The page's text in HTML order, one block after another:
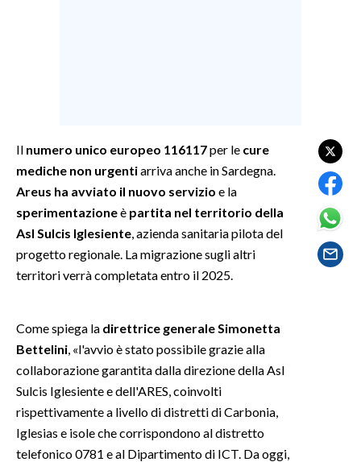
SPETTACOLI
GOSSIP
SALUTE
SARDEGNA TURISMO
NOTIZIE
EVENTI
#CARAUNIONE
3 MINUTI CON
Il numero unico europeo 116117per le cure
mediche non urgentiarriva anche in Sardegna.
Areus ha avviato il nuovo servizio e la
sperimentazioneè partita nel territorio della
Asl Sulcis Iglesiente , azienda sanitaria pilota del
progetto regionale. La migrazione sugli altri
territori verrà completata entro il 2025.
Come spiega la direttrice generale Simonetta
Bettelini , «l'avvio è stato possibile grazie alla
collaborazione garantita dalla direzione della Asl
Sulcis Iglesiente e dell'ARES, coinvolti
rispettivamente a livello di distretti di Carbonia,
Iglesias e isole che corrispondono al distretto
telefonico 0781 e al Dipartimento di ICT. Da oggi,